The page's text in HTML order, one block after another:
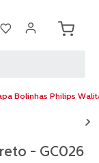
Bolinhas Philips
- GC026